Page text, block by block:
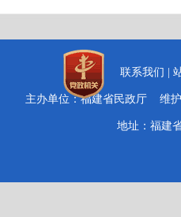
联系我们
主办单位：福建省民政厅 维
地址：福建